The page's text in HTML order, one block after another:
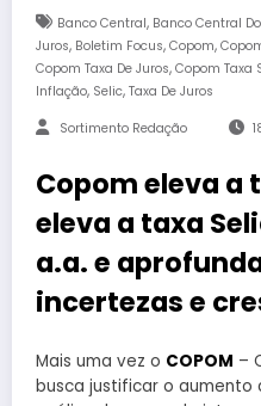
Banco Central, Banco Central
Juros, Boletim Focus, Copom,
Copom Taxa De Juros, Copom Taxa
Inflação, Selic, Taxa De Juros
Sortimento Redação
Copom eleva a
eleva a taxa
a.a. e
incertezas e
Mais uma vez o COPOM –
busca justificar o aumento